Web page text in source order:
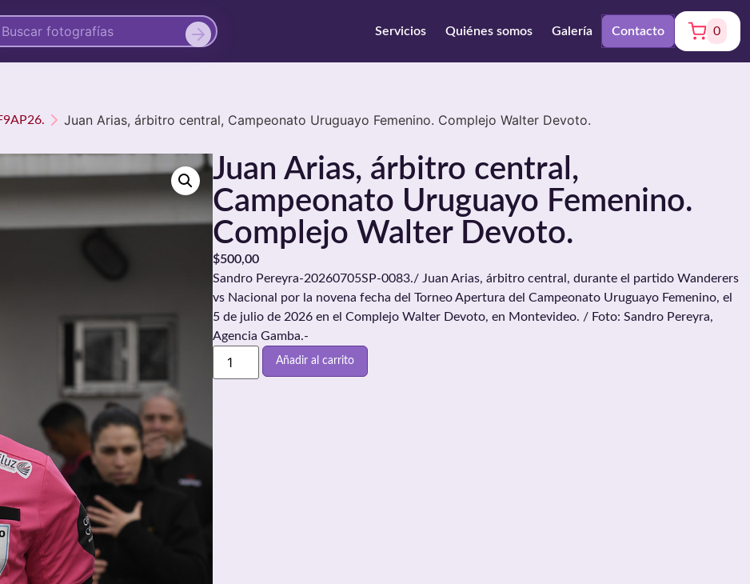
Servicios Quiénes somos Galería Contacto 0
Juan Arias, árbitro central, Campeonato Uruguayo Femenino. Complejo Walter Devoto.
Juan Arias, árbitro central,
Campeonato Uruguayo Femenino.
Complejo Walter Devoto.
$500,00
Sandro Pereyra-20260705SP-0083./ Juan Arias, árbitro central, durante el partido Wanderers
vs Nacional por la novena fecha del Torneo Apertura del Campeonato Uruguayo Femenino, el
5 de julio de 2026 en el Complejo Walter Devoto, en Montevideo. / Foto: Sandro Pereyra,
Agencia Gamba.-
Añadir al carrito